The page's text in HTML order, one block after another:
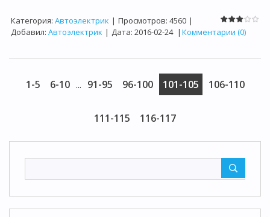
Категория: Автоэлектрик | Просмотров: 4560 |
Добавил: Автоэлектрик | Дата: 2016-02-24 | Комментарии (0)
1-5 6-10 ... 91-95 96-100 101-105 106-110
111-115 116-117